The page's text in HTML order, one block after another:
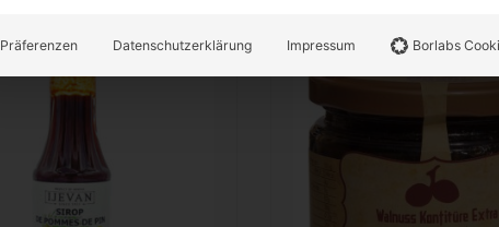
Präferenzen Datenschutzerklärung Impressum Borlabs